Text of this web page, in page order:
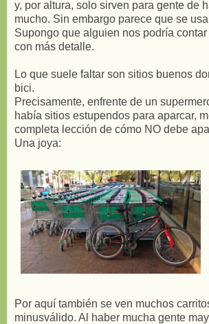
y, por altura, solo sirven para gente de
mucho. Sin embargo parece que se
Supongo que alguien nos podría
con más detalle.
Lo que suele faltar son sitios buenos
bici.
Precisamente, enfrente de un
había sitios estupendos para aparcar,
completa lección de cómo NO debe
Una joya:
Por aquí también se ven muchos
minusválido. Al haber mucha gente